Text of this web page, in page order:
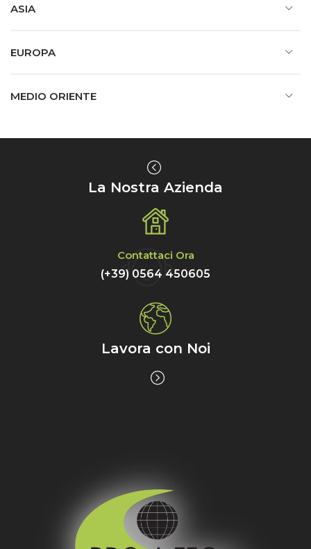
ASIA
EUROPA
MEDIO ORIENTE
La Nostra Azienda
Contattaci Ora
(+39) 0564 450605
Lavora con Noi